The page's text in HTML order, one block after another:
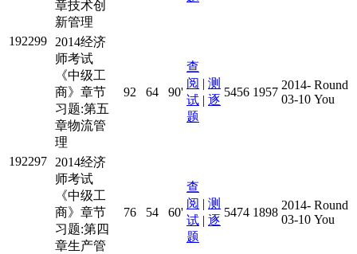
章技术创
新管理
192299
2014经济
师考试
《中级工
商》章节
习题:第五
章物流管
理
92 64 90'
查
阅 | 测
试 | 逐
题
5456 1957
2014-
03-10
Round
You
192297
2014经济
师考试
《中级工
商》章节
习题:第四
章生产管
76 54 60'
查
阅 | 测
试 | 逐
题
5474 1898
2014-
03-10
Round
You